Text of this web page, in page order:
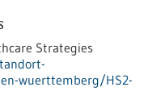
Strategies
wuerttemberg/HS2-